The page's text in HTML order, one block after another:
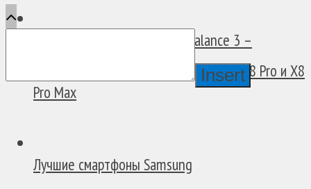
Лучшие смартфоны Samsung
Обзор смарт-часов Amazfit Balance 3 –
В России появились смартфоны POCO X8 Pro и X8
Pro Max
Insert